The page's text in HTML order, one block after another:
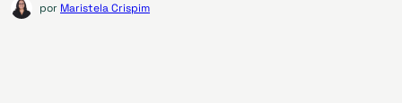
por Maristela Crispim